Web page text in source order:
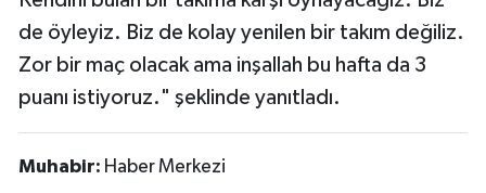
de öyleyiz. Biz de kolay yenilen bir takım değiliz.
Zor bir maç olacak ama inşallah bu hafta da 3
puanı istiyoruz." şeklinde yanıtladı.
Muhabir: Haber Merkezi